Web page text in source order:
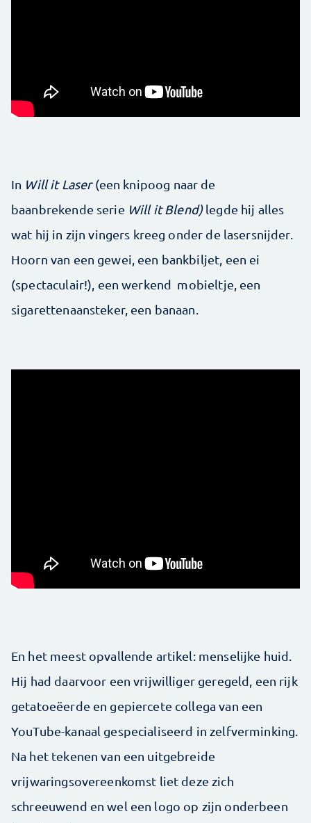
In Will it Laser(een knipoog naar de
baanbrekende serie Will it Blend)legde hij alles
wat hij in zijn vingers kreeg onder de lasersnijder.
Hoorn van een gewei, een bankbiljet, een ei
(spectaculair!), een werkend mobieltje, een
sigarettenaansteker, een banaan.
En het meest opvallende artikel: menselijke huid.
Hij had daarvoor een vrijwilliger geregeld, een rijk
getatoeëerde en gepiercete collega van een
YouTube-kanaal gespecialiseerd in zelfverminking.
Na het tekenen van een uitgebreide
vrijwaringsovereenkomst liet deze zich
schreeuwend en wel een logo op zijn onderbeen